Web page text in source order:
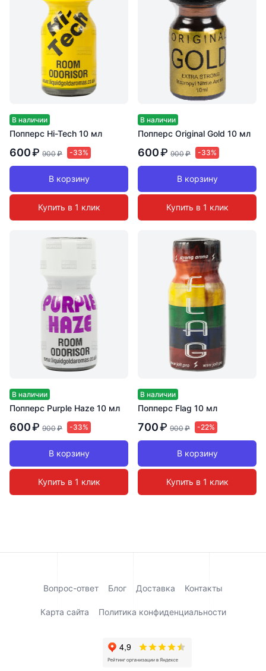
В наличии
Попперс Hi-Tech 10 мл
600₽ 900₽ -33%
В корзину
Купить в 1 клик
В наличии
Попперс Original Gold 10 мл
600₽ 900₽ -33%
В корзину
Купить в 1 клик
В наличии
Попперс Purple Haze 10 мл
600₽ 900₽ -33%
В корзину
Купить в 1 клик
В наличии
Попперс Flag 10 мл
700₽ 900₽ -22%
В корзину
Купить в 1 клик
Вопрос-ответ Блог Доставка Контакты
Карта сайта Политика конфиденциальности